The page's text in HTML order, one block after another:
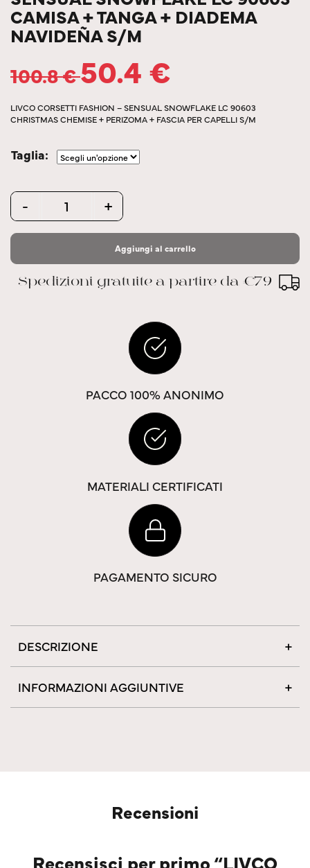
CAMISA + TANGA + DIADEMA
NAVIDEÑA S/M
100.8€50.4€
LIVCO CORSETTI FASHION – SENSUAL SNOWFLAKE LC 90603
CHRISTMAS CHEMISE + PERIZOMA + FASCIA PER CAPELLI S/M
Taglia
Quantity
- +
Aggiungi al carrello
Spedizioni gratuite a partire da €79
PACCO 100% ANONIMO
MATERIALI CERTIFICATI
PAGAMENTO SICURO
DESCRIZIONE
INFORMAZIONI AGGIUNTIVE
Recensioni
Recensisci per primo “LIVCO